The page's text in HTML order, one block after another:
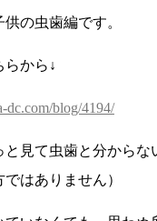
の虫歯編です。
らから↓
dc.com/blog/4194/
と見て虫歯と分からな
はありません）